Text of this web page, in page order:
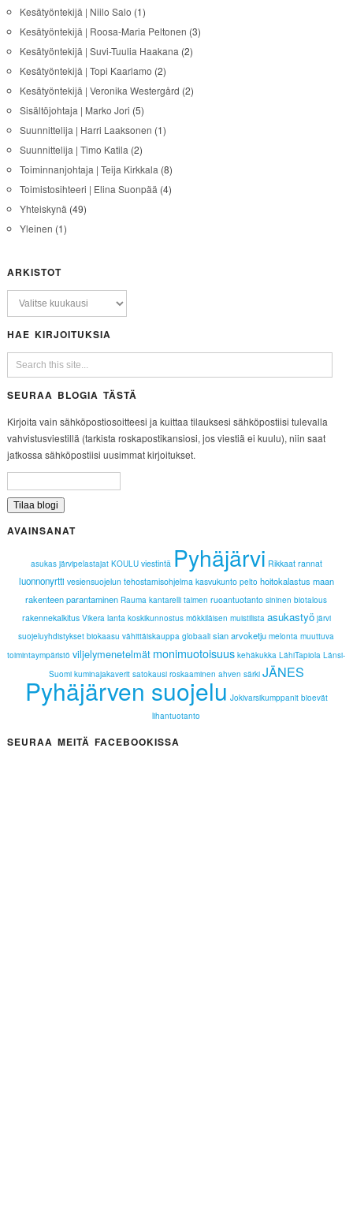
Kesätyöntekijä | Niilo Salo (1)
Kesätyöntekijä | Roosa-Maria Peltonen (3)
Kesätyöntekijä | Suvi-Tuulia Haakana (2)
Kesätyöntekijä | Topi Kaarlamo (2)
Kesätyöntekijä | Veronika Westergård (2)
Sisältöjohtaja | Marko Jori (5)
Suunnittelija | Harri Laaksonen (1)
Suunnittelija | Timo Katila (2)
Toiminnanjohtaja | Teija Kirkkala (8)
Toimistosihteeri | Elina Suonpää (4)
Yhteiskynä (49)
Yleinen (1)
ARKISTOT
HAE KIRJOITUKSIA
SEURAA BLOGIA TÄSTÄ
Kirjoita vain sähköpostiosoitteesi ja kuittaa tilauksesi sähköpostiisi tulevalla
vahvistusviestillä (tarkista roskapostikansiosi, jos viestiä ei kuulu), niin saat
jatkossa sähköpostiisi uusimmat kirjoitukset.
AVAINSANAT
asukas järvipelastajat KOULU viestintä Pyhäjärvi Rikkaat rannat
luonnonyrtti vesiensuojelun tehostamisohjelma kasvukunto pelto hoitokalastus maan
rakenteen parantaminen Rauma kantarelli taimen ruoantuotanto sininen biotalous
rakennekalkitus Vikera lanta koskikunnostus mökkiläisen muistilista asukastyö järvi
suojeluyhdistykset biokaasu vähittäiskauppa globaali sian arvoketju melonta muuttuva
toimintaympäristö viljelymenetelmät monimuotoisuus kehäkukka LähiTapiola Länsi-
Suomi kuminajakaverit satokausi roskaaminen ahven särki JÄNES
Pyhäjärven suojelu Jokivarsikumppanit bioevät
lihantuotanto
SEURAA MEITÄ FACEBOOKISSA